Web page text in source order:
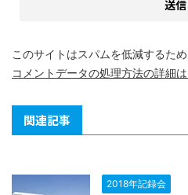
このサイトはスパムを低減するた
コメントデータの処理方法の詳細
関連記事
2018年記録会